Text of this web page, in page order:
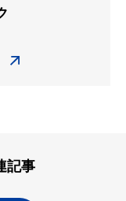
記事